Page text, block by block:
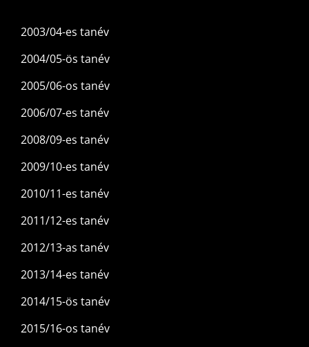
2003/04-es tanév
2004/05-ös tanév
2005/06-os tanév
2006/07-es tanév
2008/09-es tanév
2009/10-es tanév
2010/11-es tanév
2011/12-es tanév
2012/13-as tanév
2013/14-es tanév
2014/15-ös tanév
2015/16-os tanév